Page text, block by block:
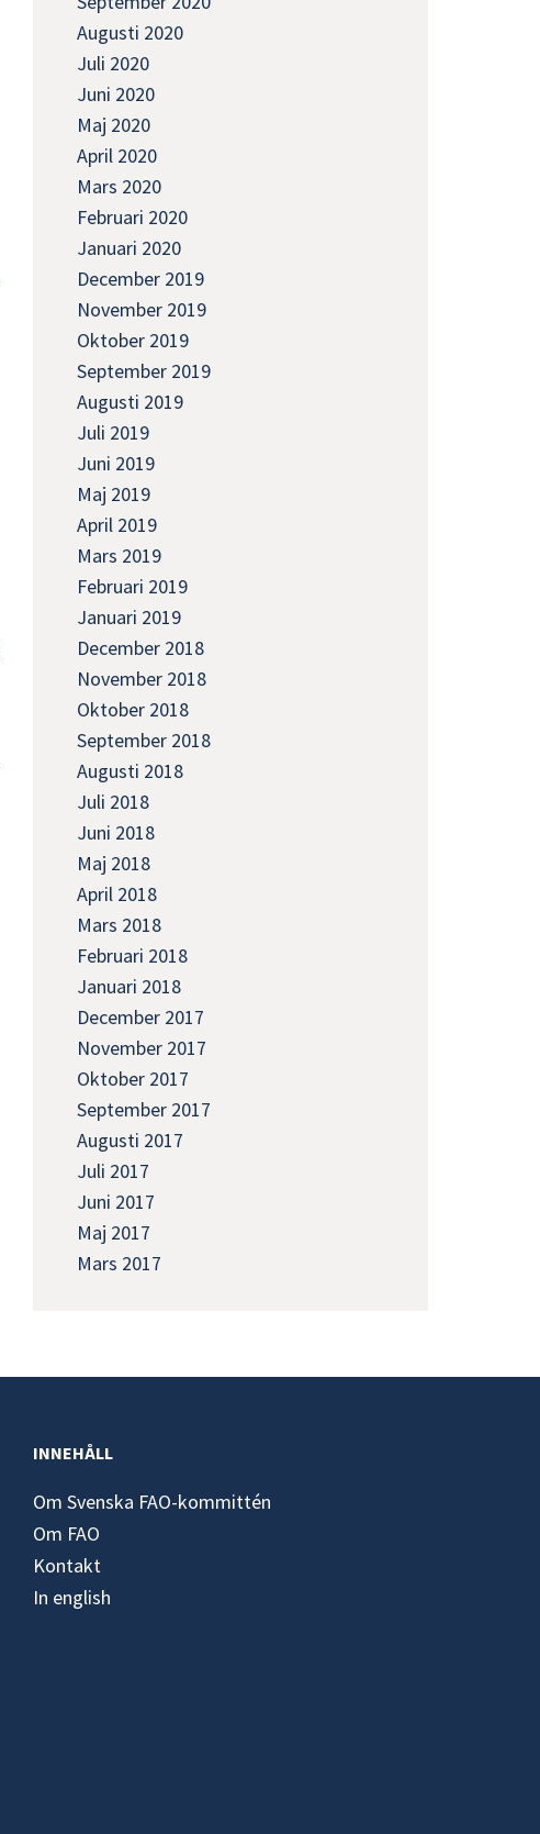
Augusti 2020
Juli 2020
Juni 2020
Maj 2020
April 2020
Mars 2020
Februari 2020
Januari 2020
December 2019
November 2019
Oktober 2019
September 2019
Augusti 2019
Juli 2019
Juni 2019
Maj 2019
April 2019
Mars 2019
Februari 2019
Januari 2019
December 2018
November 2018
Oktober 2018
September 2018
Augusti 2018
Juli 2018
Juni 2018
Maj 2018
April 2018
Mars 2018
Februari 2018
Januari 2018
December 2017
November 2017
Oktober 2017
September 2017
Augusti 2017
Juli 2017
Juni 2017
Maj 2017
Mars 2017
INNEHÅLL
Om Svenska FAO-kommittén
Om FAO
Kontakt
In english